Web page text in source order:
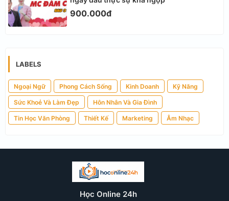
900.000đ
LABELS
Ngoại Ngữ Phong Cách Sống Kinh Doanh Kỹ Năng
Sức Khoẻ Và Làm Đẹp Hôn Nhân Và Gia Đình
Tin Học Văn Phòng Thiết Kế Marketing Âm Nhạc
Học Online 24h